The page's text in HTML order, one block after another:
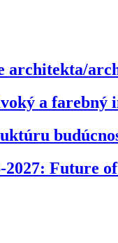
a farebný
Future